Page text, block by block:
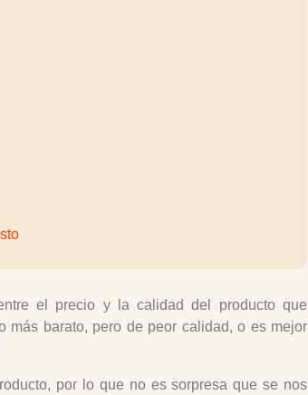
el precio y la calidad del producto que
más barato, pero de peor calidad, o es mejor
por lo que no es sorpresa que se nos